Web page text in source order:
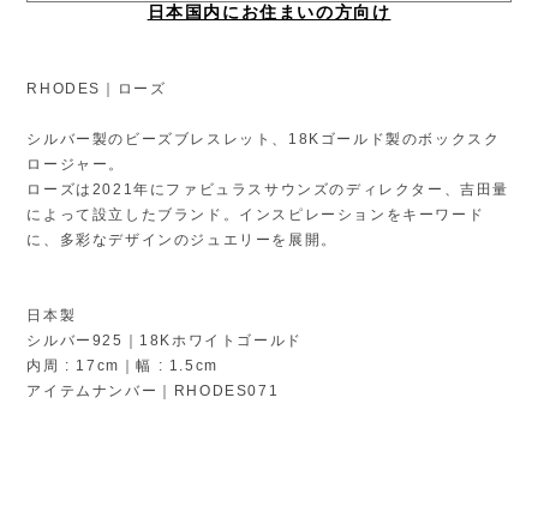
日本国内にお住まいの方向け
RHODES｜ローズ
シルバー製のビーズブレスレット、18Kゴールド製のボックスク
ロージャー。
ローズは2021年にファビュラスサウンズのディレクター、吉田量
によって設立したブランド。インスピレーションをキーワード
に、多彩なデザインのジュエリーを展開。
日本製
シルバー925｜18Kホワイトゴールド
内周 : 17cm｜幅 : 1.5cm
アイテムナンバー｜RHODES071